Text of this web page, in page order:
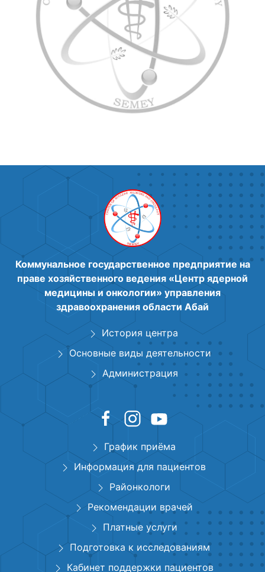
Коммунальное государственное предприятие на
праве хозяйственного ведения «Центр ядерной
медицины и онкологии» управления
здравоохранения области Абай
История центра
Основные виды деятельности
Администрация
График приёма
Информация для пациентов
Районкологи
Рекомендации врачей
Платные услуги
Подготовка к исследованиям
Кабинет поддержки пациентов